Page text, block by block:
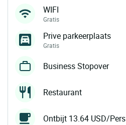
WIFI
Gratis
Prive parkeerplaats
Gratis
Business Stopover
Restaurant
Ontbijt 13.64 USD/Pers